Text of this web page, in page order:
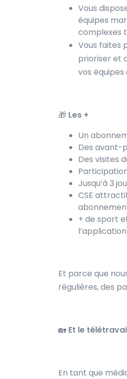
Vous
équipes
complexes
Vous faites
prioriser et
vos
🎁 Les +
Un
Des avant-
Des visites
Jusqu’à 3
CSE
+ de sport
Et parce que
régulières, des
🏡 Et le
En tant que